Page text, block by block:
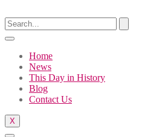
Home
News
This Day in History
Blog
Contact Us
X